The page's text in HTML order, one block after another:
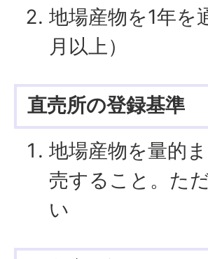
地場産物を1年を
月以上）
直売所の登録基準
地場産物を量的
売すること。た
い